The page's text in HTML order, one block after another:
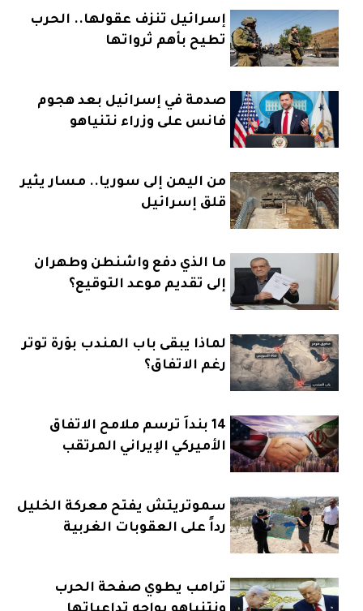
إسرائيل تنزف عقولها.. الحرب
تطيح بأهم ثرواتها
صدمة في إسرائيل بعد هجوم
فانس على وزراء نتنياهو
من اليمن إلى سوريا.. مسار يثير
قلق إسرائيل
ما الذي دفع واشنطن وطهران
إلى تقديم موعد التوقيع؟
لماذا يبقى باب المندب بؤرة توتر
رغم الاتفاق؟
14 بنداً ترسم ملامح الاتفاق
الأميركي الإيراني المرتقب
سموتريتش يفتح معركة الخليل
رداً على العقوبات الغربية
ترامب يطوي صفحة الحرب